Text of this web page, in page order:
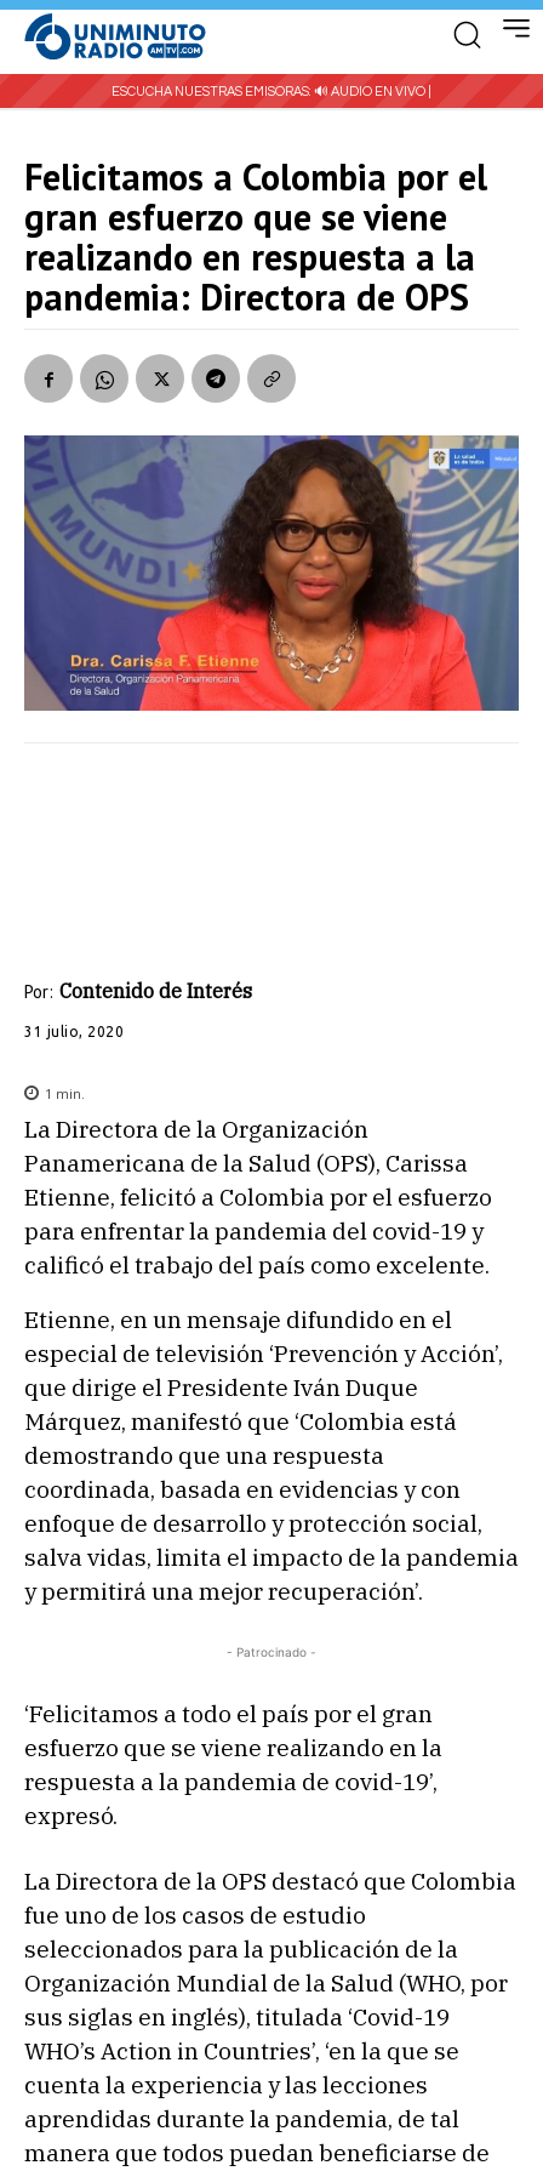
ESCUCHA NUESTRAS EMISORAS: 🔊 AUDIO EN VIVO |
Felicitamos a Colombia por el
gran esfuerzo que se viene
realizando en respuesta a la
pandemia: Directora de OPS
Por: Contenido de Interés
31 julio, 2020
1 min.
La Directora de la Organización
Panamericana de la Salud (OPS), Carissa
Etienne, felicitó a Colombia por el esfuerzo
para enfrentar la pandemia del covid-19 y
calificó el trabajo del país como excelente.
Etienne, en un mensaje difundido en el
especial de televisión ‘Prevención y Acción’,
que dirige el Presidente Iván Duque
Márquez, manifestó que ‘Colombia está
demostrando que una respuesta
coordinada, basada en evidencias y con
enfoque de desarrollo y protección social,
salva vidas, limita el impacto de la pandemia
y permitirá una mejor recuperación’.
- Patrocinado -
‘Felicitamos a todo el país por el gran
esfuerzo que se viene realizando en la
respuesta a la pandemia de covid-19’,
expresó.
La Directora de la OPS destacó que Colombia
fue uno de los casos de estudio
seleccionados para la publicación de la
Organización Mundial de la Salud (WHO, por
sus siglas en inglés), titulada ‘Covid-19
WHO’s Action in Countries’, ‘en la que se
cuenta la experiencia y las lecciones
aprendidas durante la pandemia, de tal
manera que todos puedan beneficiarse de